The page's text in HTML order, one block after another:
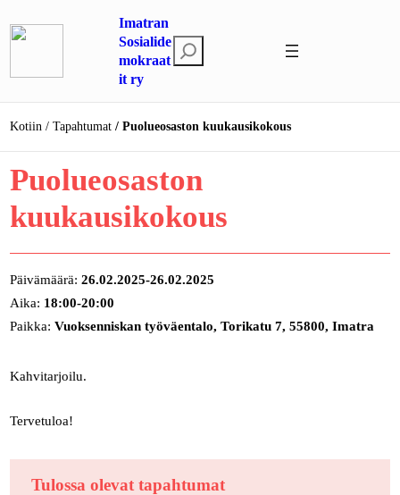
sisältöön
Imatran
Sosialide
mokraat
it ry
t
Kotiin Tapahtumat Puolueosaston kuukausikokous
Puolueosaston
kuukausikokous
Päivämäärä: 26.02.2025-26.02.2025
Aika: 18:00-20:00
Paikka: Vuoksenniskan työväentalo, Torikatu 7, 55800, Imatra
Kahvitarjoilu.
Tervetuloa!
Tulossa olevat tapahtumat